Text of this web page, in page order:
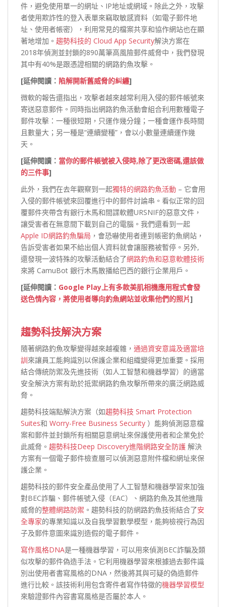
件，避免使用單一的網址、IP地址或網域。除此之外，攻擊
者使用欺詐性的登入表單來竊取敏感資料（如電子郵件地
址、使用者帳密），利用常見的檔案共享和協作網站也在顯
著地增加。 趨勢科技的 Cloud App Security解決方案在
2018年偵測並封鎖的890萬筆高風險郵件威脅中，我們發現
其中有40%是跟憑證相關的網路釣魚攻擊。
[延伸閱讀： 陷解開新舊威脅的糾纏]
微軟的報告還指出，攻擊者越來越常利用入侵的郵件帳號來
寄送惡意郵件。同時指出網路釣魚活動會組合利用數種電子
郵件攻擊：一種很短期，只運作幾分鐘；一種會運作長時間
且數量大；另一種是“連續變種”，會以小數量連續運作幾
天。
[延伸閱讀： 當你的郵件帳號被入侵時,除了更改密碼,還該做
的三件事]
此外，我們在去年觀察到一起獨特的網路釣魚活動 – 它會用
入侵的郵件帳號來回覆進行中的郵件討論串。看似正常的回
覆郵件夾帶含有銀行木馬和間諜軟體URSNIF的惡意文件，
讓受害者在無意間下載到自己的電腦。我們還看到一起
Apple ID網路釣魚騙局 ，會恐嚇使用者連到帳密釣魚網站，
告訴受害者如果不給出個人資料就會讓服務被暫停。另外,
還發現一波特殊的攻擊活動結合了網路釣魚和惡意軟體技術
來將 CamuBot 銀行木馬散播給巴西的銀行企業用戶。
[延伸閱讀： Google Play上有多款美肌相機應用程式會發
送色情內容，將使用者導向釣魚網站並收集他們的照片]
趨勢科技解決方案
隨著網路釣魚攻擊變得越來越複雜， 通過資安意識及適當培
訓來讓員工能夠識別以保護企業和組織變得更加重要。採用
結合傳統防禦及先進技術（如人工智慧和機器學習）的適當
安全解決方案有助於抵禦網路釣魚攻擊所帶來的廣泛網路威
脅。
趨勢科技端點解決方案（如趨勢科技 Smart Protection
Suites和 Worry-Free Business Security ）能夠偵測惡意檔
案和郵件並封鎖所有相關惡意網址來保護使用者和企業免於
此威脅。 趨勢科技Deep Discovery進階網路安全防護 解決
方案有一個電子郵件檢查層可以偵測惡意附件檔和網址來保
護企業。
趨勢科技的郵件安全產品使用了人工智慧和機器學習來加強
對BEC詐騙、郵件帳號入侵（EAC）、網路釣魚及其他進階
威脅的整體網路防禦 。趨勢科技的防網路釣魚技術結合了安
全專家的專業知識以及自我學習數學模型，能夠檢視行為因
子及郵件意圖來識別造假的電子郵件。
寫作風格DNA是一種機器學習，可以用來偵測BEC詐騙及類
似攻擊的郵件偽造手法。它利用機器學習來根據過去郵件識
別出使用者書寫風格的DNA，然後將其與可疑的偽造郵件
進行比較。該技術利用包含寄件者寫作特徵的機器學習模型
來驗證郵件內容書寫風格是否屬於本人。